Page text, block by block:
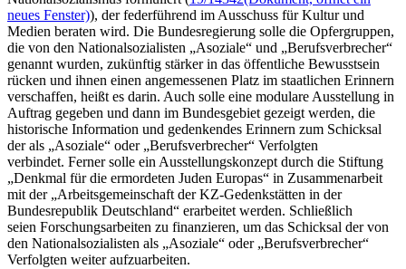
neues Fenster)), der federführend im Ausschuss für Kultur und
Medien beraten wird. Die Bundesregierung solle die Opfergruppen,
die von den Nationalsozialisten „Asoziale“ und „Berufsverbrecher“
genannt wurden, zukünftig stärker in das öffentliche Bewusstsein
rücken und ihnen einen angemessenen Platz im staatlichen Erinnern
verschaffen, heißt es darin. Auch solle eine modulare Ausstellung in
Auftrag gegeben und dann im Bundesgebiet gezeigt werden, die
historische Information und gedenkendes Erinnern zum Schicksal
der als „Asoziale“ oder „Berufsverbrecher“ Verfolgten
verbindet. Ferner solle ein Ausstellungskonzept durch die Stiftung
„Denkmal für die ermordeten Juden Europas“ in Zusammenarbeit
mit der „Arbeitsgemeinschaft der KZ-Gedenkstätten in der
Bundesrepublik Deutschland“ erarbeitet werden. Schließlich
seien Forschungsarbeiten zu finanzieren, um das Schicksal der von
den Nationalsozialisten als „Asoziale“ oder „Berufsverbrecher“
Verfolgten weiter aufzuarbeiten.